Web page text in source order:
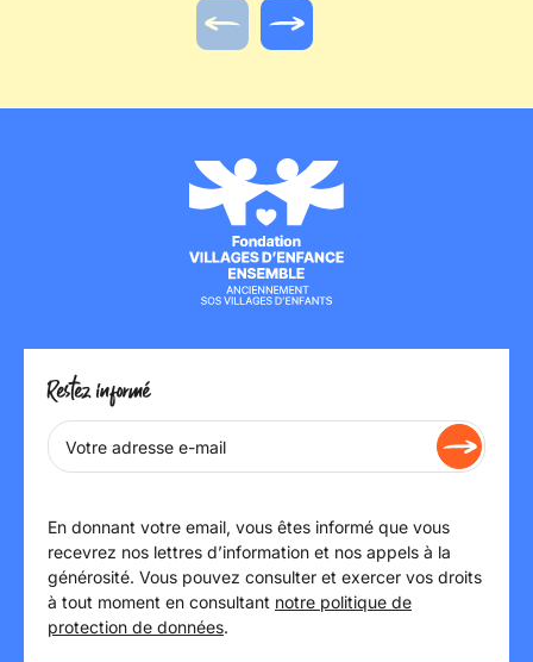
Actualité précédente
Actualité suivante
Restez informé
En donnant votre email, vous êtes informé que vous
recevrez nos lettres d’information et nos appels à la
générosité. Vous pouvez consulter et exercer vos droits
à tout moment en consultant notre politique de
protection de données.